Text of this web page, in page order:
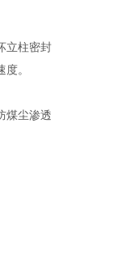
立柱密封
。
煤尘渗透